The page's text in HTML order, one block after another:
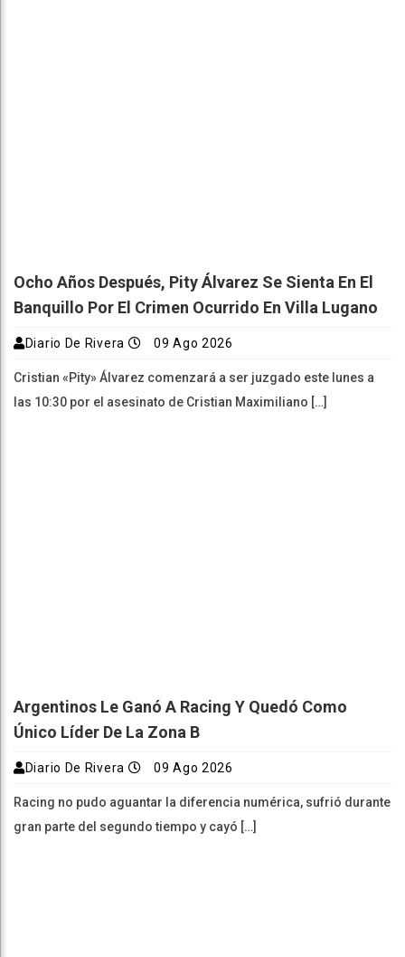
Ocho Años Después, Pity Álvarez Se Sienta En El
Banquillo Por El Crimen Ocurrido En Villa Lugano
Diario De Rivera 09 Ago 2026
Cristian «Pity» Álvarez comenzará a ser juzgado este lunes a
las 10:30 por el asesinato de Cristian Maximiliano […]
Argentinos Le Ganó A Racing Y Quedó Como
Único Líder De La Zona B
Diario De Rivera 09 Ago 2026
Racing no pudo aguantar la diferencia numérica, sufrió durante
gran parte del segundo tiempo y cayó […]